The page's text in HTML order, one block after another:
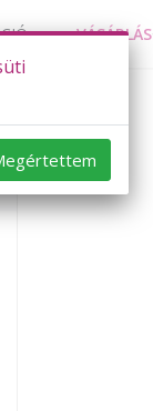
VÁSÁRLÁS